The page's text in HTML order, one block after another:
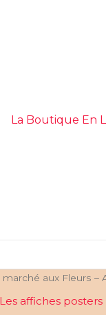
La Boutique En
marché aux Fleurs –
affiches posters